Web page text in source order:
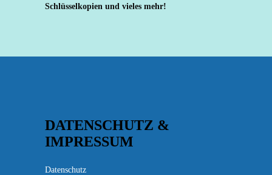
Schlüsselkopien und vieles mehr!
DATENSCHUTZ &
IMPRESSUM
Datenschutz